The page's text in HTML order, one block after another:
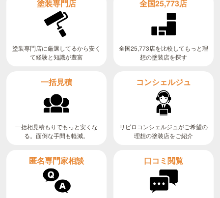
塗装専門店
塗装専門店に厳選してるから安く
て経験と知識が豊富
全国25,773店
全国25,773店を比較してもっと理
想の塗装店を探す
一括見積
一括相見積もりでもっと安くな
る。面倒な手間も軽減。
コンシェルジュ
リビロコンシェルジュがご希望の
理想の塗装店をご紹介
匿名専門家相談 口コミ閲覧